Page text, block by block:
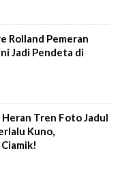
Rolland Pemeran
Jadi Pendeta di
Heran Tren Foto Jadul
Kuno,